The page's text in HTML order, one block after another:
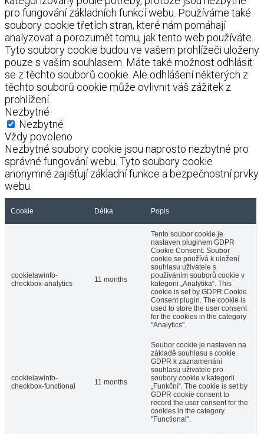
pro fungování základních funkcí webu. Používáme také
soubory cookie třetích stran, které nám pomáhají
analyzovat a porozumět tomu, jak tento web používáte.
Tyto soubory cookie budou ve vašem prohlížeči uloženy
pouze s vaším souhlasem. Máte také možnost odhlásit
se z těchto souborů cookie. Ale odhlášení některých z
těchto souborů cookie může ovlivnit váš zážitek z
prohlížení.
Nezbytné
Nezbytné
Vždy povoleno
Nezbytné soubory cookie jsou naprosto nezbytné pro
správné fungování webu. Tyto soubory cookie
anonymně zajišťují základní funkce a bezpečnostní prvky
webu.
Cookie Délka Popis
cookielawinfo-
checkbox-analytics
11 months
Tento soubor cookie je
nastaven pluginem GDPR
Cookie Consent. Soubor
cookie se používá k uložení
souhlasu uživatele s
používáním souborů cookie v
kategorii „Analytika“. This
cookie is set by GDPR Cookie
Consent plugin. The cookie is
used to store the user consent
for the cookies in the category
"Analytics".
cookielawinfo-
checkbox-functional
11 months
Soubor cookie je nastaven na
základě souhlasu s cookie
GDPR k zaznamenání
souhlasu uživatele pro
soubory cookie v kategorii
„Funkční“. The cookie is set by
GDPR cookie consent to
record the user consent for the
cookies in the category
"Functional".